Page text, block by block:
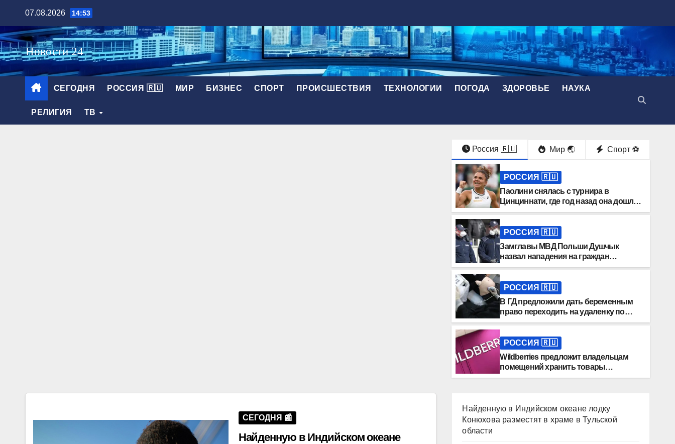
содержимому
07.08.2026 14:53
СЕГОДНЯ РОССИЯ 🇷🇺 МИР БИЗНЕС СПОРТ ПРОИСШЕСТВИЯ ТЕХНОЛОГИИ ПОГОДА ЗДОРОВЬЕ НАУКА
РЕЛИГИЯ ТВ
Россия 🇷🇺 Мир 🌏 Спорт ⚽️
РОССИЯ 🇷🇺
Паолини снялась с турнира в
Цинциннати, где год назад она дошла
до финала
РОССИЯ 🇷🇺
Замглавы МВД Польши Душчык
назвал нападения на граждан
Украины естественными
РОССИЯ 🇷🇺
В ГД предложили дать беременным
право переходить на удаленку по
медпоказаниям
РОССИЯ 🇷🇺
Wildberries предложит владельцам
помещений хранить товары
продавцов маркетплейса
СЕГОДНЯ 📰
Найденную в Индийском океане
Найденную в Индийском океане лодку
Конюхова разместят в храме в Тульской
области